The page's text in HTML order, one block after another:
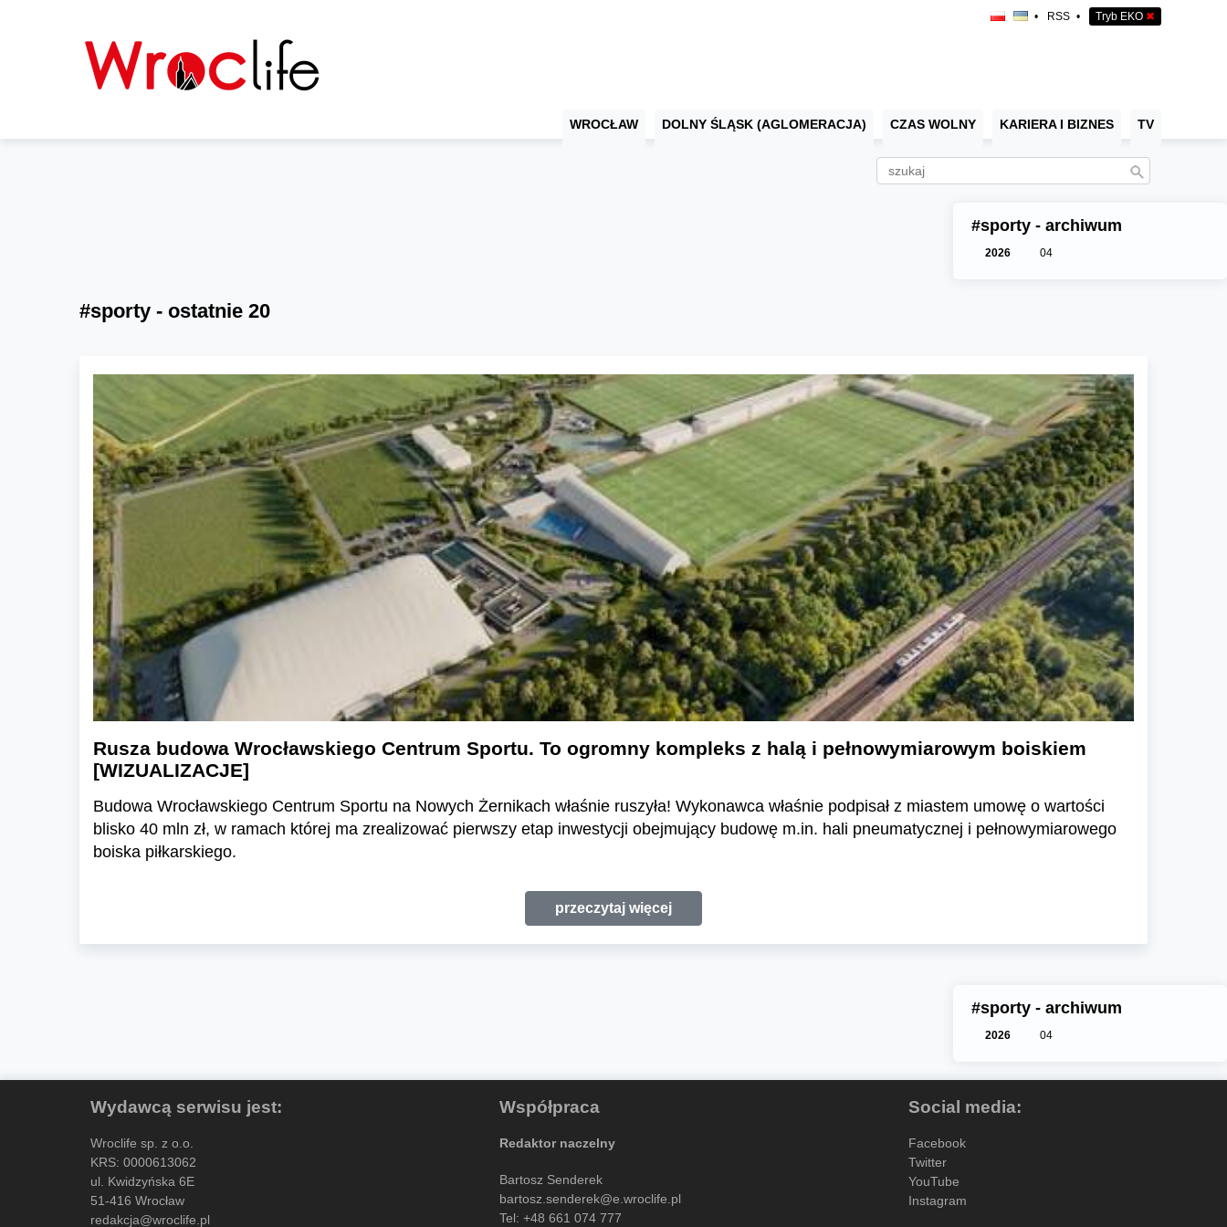
• RSS • Tryb EKO ✖
WROCŁAW DOLNY ŚLĄSK (AGLOMERACJA) CZAS WOLNY KARIERA I BIZNES TV
#sporty - archiwum
2026 04
#sporty - ostatnie 20
Rusza budowa Wrocławskiego Centrum Sportu. To ogromny kompleks z halą i pełnowymiarowym boiskiem
[WIZUALIZACJE]
Budowa Wrocławskiego Centrum Sportu na Nowych Żernikach właśnie ruszyła! Wykonawca właśnie podpisał z miastem umowę o wartości
blisko 40 mln zł, w ramach której ma zrealizować pierwszy etap inwestycji obejmujący budowę m.in. hali pneumatycznej i pełnowymiarowego
boiska piłkarskiego.
przeczytaj więcej
#sporty - archiwum
2026 04
Wydawcą serwisu jest:
Wroclife sp. z o.o.
KRS: 0000613062
ul. Kwidzyńska 6E
51-416 Wrocław
redakcja@wroclife.pl
Współpraca
Redaktor naczelny
Bartosz Senderek
bartosz.senderek@e.wroclife.pl
Tel: +48 661 074 777
Social media:
Facebook
Twitter
YouTube
Instagram